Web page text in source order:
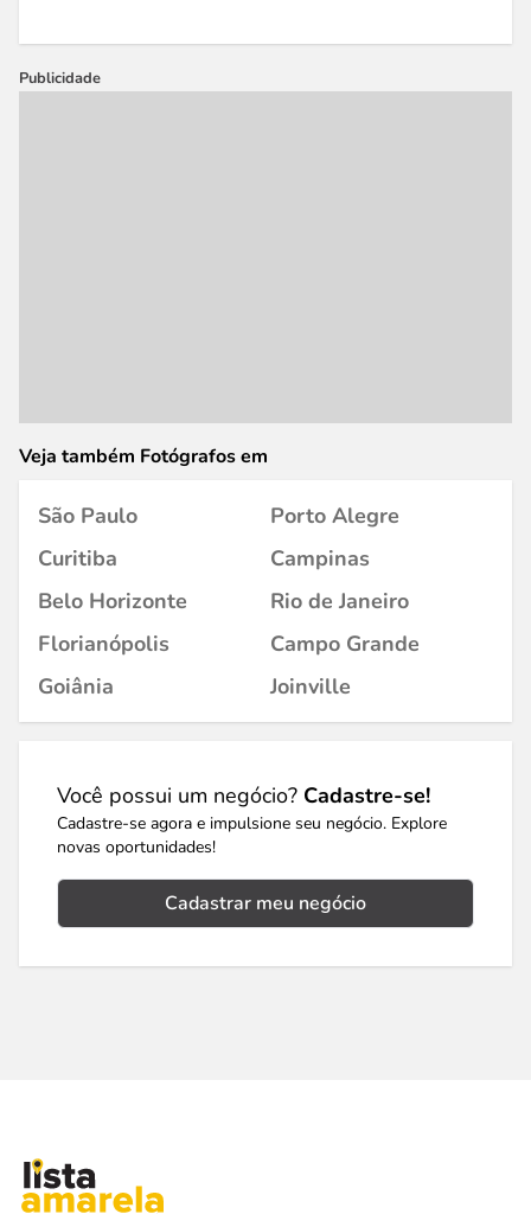
Publicidade
Veja também Fotógrafos em
São Paulo
Porto Alegre
Curitiba
Campinas
Belo Horizonte
Rio de Janeiro
Florianópolis
Campo Grande
Goiânia
Joinville
Você possui um negócio? Cadastre-se!
Cadastre-se agora e impulsione seu negócio. Explore
novas oportunidades!
Cadastrar meu negócio